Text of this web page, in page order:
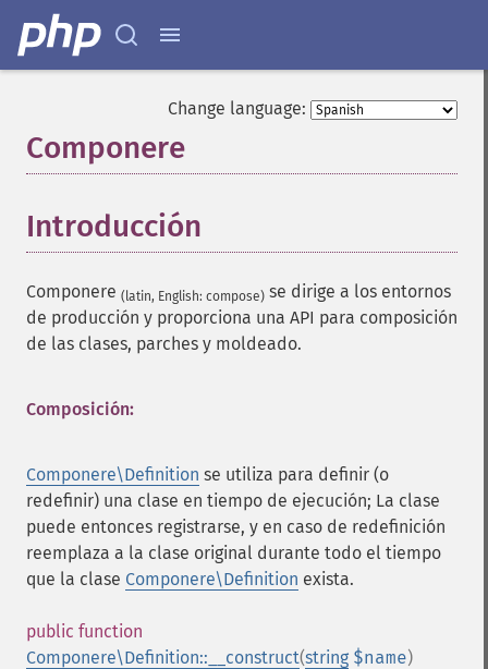
Change language:
Componere
Introducción
Componere (latin, English: compose) se dirige a los entornos
de producción y proporciona una API para composición
de las clases, parches y moldeado.
Composición:
Componere\Definition se utiliza para definir (o
redefinir) una clase en tiempo de ejecución; La clase
puede entonces registrarse, y en caso de redefinición
reemplaza a la clase original durante todo el tiempo
que la clase Componere\Definition exista.
public function
Componere\Definition::__construct(string $name)